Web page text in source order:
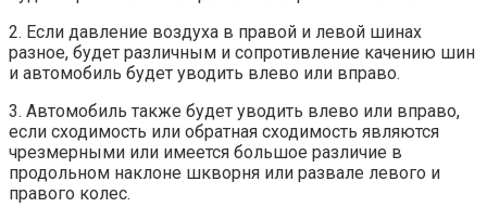
2. Если давление воздуха в правой и левой шинах
разное, будет различным и сопротивление качению шин
и автомобиль будет уводить влево или вправо.
3. Автомобиль также будет уводить влево или вправо,
если сходимость или обратная сходимость являются
чрезмерными или имеется большое различие в
продольном наклоне шкворня или развале левого и
правого колес.